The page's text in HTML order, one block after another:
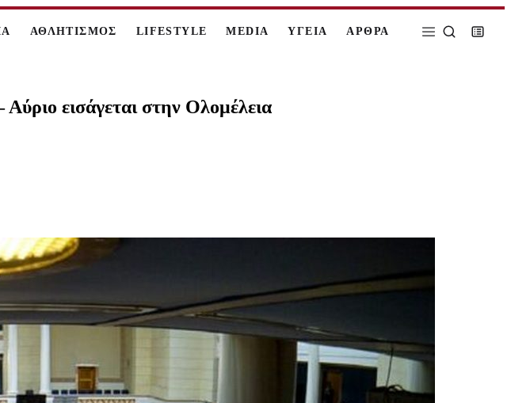
ΑΘΛΗΤΙΣΜΟΣ LIFESTYLE MEDIA ΥΓΕΙΑ ΑΡΘΡΑ
εισάγεται στην Ολομέλεια